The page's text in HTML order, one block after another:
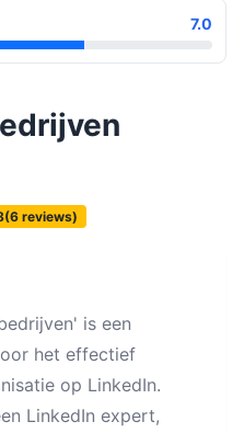
7.0
reviews)
is een
het effectief
op LinkedIn.
LinkedIn expert,